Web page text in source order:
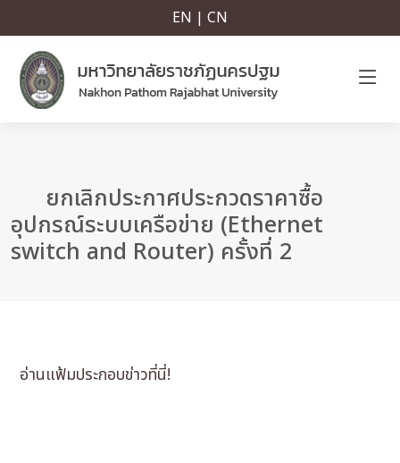
EN | CN
ยกเลิกประกาศประกวดราคาซื้อ
อุปกรณ์ระบบเครือข่าย (Ethernet
switch and Router) ครั้งที่ 2
อ่านแฟ้มประกอบข่าวที่นี่!